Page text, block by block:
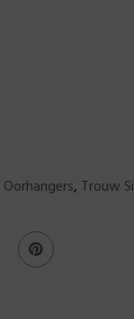
Oorhangers, Trouw